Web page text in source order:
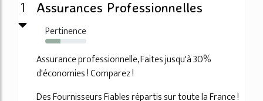
1
Assurances Professionnelles
Pertinence
37%
Assurance professionnelle, Faites jusqu'à 30%
d'économies ! Comparez !
Des Fournisseurs Fiables répartis sur toute la France !